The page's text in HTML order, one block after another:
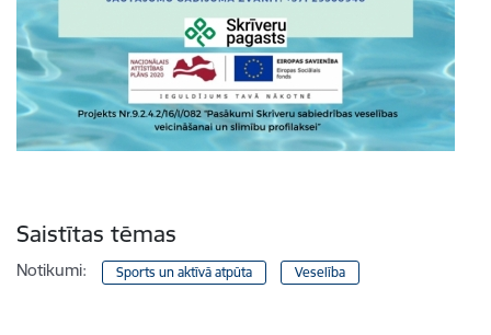
Saistītas tēmas
Notikumi: Sports un aktīvā atpūta Veselība